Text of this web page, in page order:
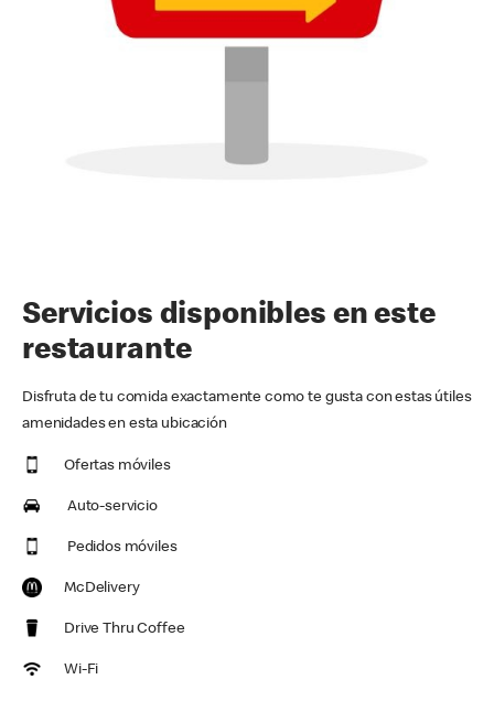
Servicios disponibles en este
restaurante
Disfruta de tu comida exactamente como te gusta con estas útiles
amenidades en esta ubicación
Ofertas móviles
Auto-servicio
Pedidos móviles
McDelivery
Drive Thru Coffee
Wi-Fi